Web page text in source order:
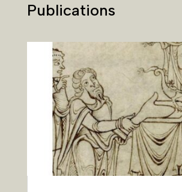
Publications